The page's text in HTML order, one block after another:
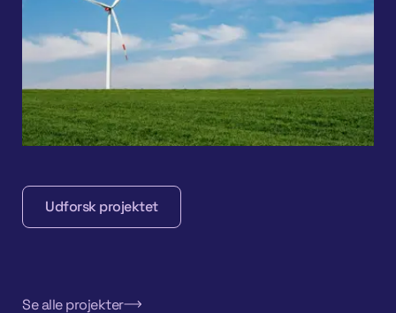
Se alle projekter
Udforsk projektet